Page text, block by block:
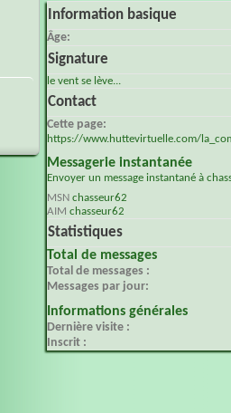
Information basique
Âge
Signature
le vent se lève...
Contact
Cette page
Messagerie instantanée
Envoyer un message instantané à
MSN chasseur62
AIM chasseur62
Statistiques
Total de messages
Total de messages
Messages par jour
Informations générales
Dernière visite
Inscrit